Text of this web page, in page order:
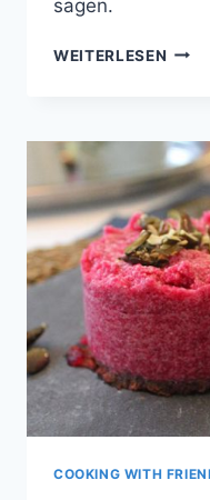
sagen.
WEITERLESEN
COOKING WITH